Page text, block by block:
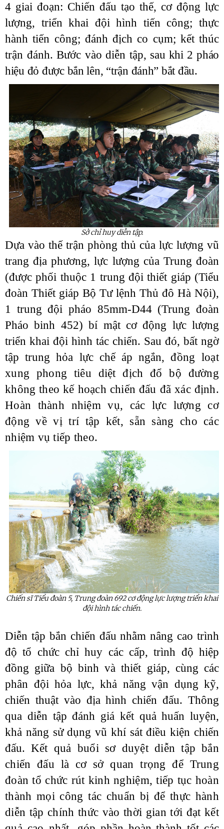
4 giai đoạn: Chiến đấu tạo thế, cơ động lực
lượng, triển khai đội hình tiến công; thực
hành tiến công; đánh địch co cụm; kết thúc
trận đánh. Bước vào diễn tập, sau khi 2 pháo
hiệu đỏ được bắn lên, “trận đánh” bắt đầu.
Sở chỉ huy diễn tập.
Dựa vào thế trận phòng thủ của lực lượng vũ
trang địa phương, lực lượng của Trung đoàn
(được phối thuộc 1 trung đội thiết giáp (Tiểu
đoàn Thiết giáp Bộ Tư lệnh Thủ đô Hà Nội),
1 trung đội pháo 85mm-D44 (Trung đoàn
Pháo binh 452) bí mật cơ động lực lượng
triển khai đội hình tác chiến. Sau đó, bất ngờ
tập trung hỏa lực chế áp ngắn,đồng loạt
xung phong tiêu diệt địch đổ bộ đường
không theo kế hoạch chiến đấu đã xác định.
Hoàn thành nhiệm vụ, các lực lượng cơ
động về vị trí tập kết, sẵn sàng cho các
nhiệm vụ tiếp theo.
Chiến sĩ Tiểu đoàn 5, Trung đoàn 692 cơ động lực lượng triển khai
đội hình tác chiến.
Diễn tập bắn chiến đấu nhằm nâng cao trình
độ tổ chức chỉ huy các cấp, trình độ hiệp
đồng giữa bộ binh và thiết giáp, cùng các
phân đội hỏa lực, khả năng vận dụng kỹ,
chiến thuật vào địa hình chiến đấu. Thông
qua diễn tập đánh giá kết quả huấn luyện,
khả năng sử dụng vũ khí sát điều kiện chiến
đấu. Kết quả buổi sơ duyệt diễn tập bắn
chiến đấu là cơ sở quan trọng để Trung
đoàn tổ chức rút kinh nghiệm, tiếp tục hoàn
thành mọi công tác chuẩn bị để thực hành
diễn tập chính thức vào thời gian tới đạt kết